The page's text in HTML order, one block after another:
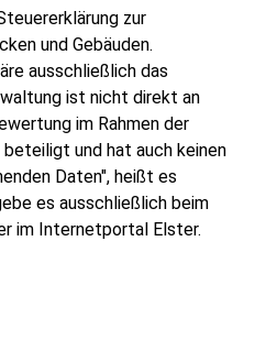
zur
und Gebäuden.
ausschließlich das
ist nicht direkt an
im Rahmen der
und hat auch keinen
Daten", heißt es
es ausschließlich beim
im Internetportal Elster.